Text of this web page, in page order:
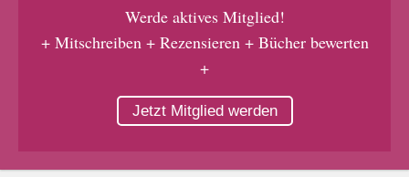
Werde aktives Mitglied!
+ Mitschreiben + Rezensieren + Bücher bewerten
+
Jetzt Mitglied werden